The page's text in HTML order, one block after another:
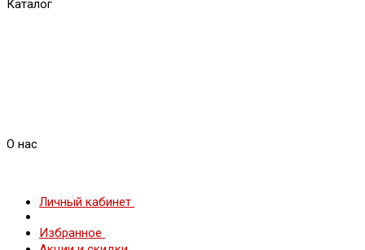
Каталог
О нас
Личный кабинет
Избранное